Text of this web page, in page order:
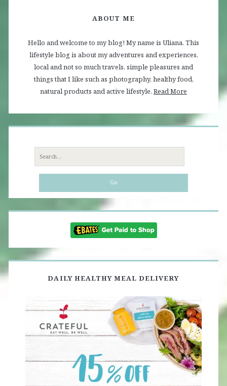
ABOUT ME
Hello and welcome to my blog! My name is Uliana. This
lifestyle blog is about my adventures and experiences,
local and not so much travels, simple pleasures and
things that I like such as photography, healthy food,
natural products and active lifestyle. Read More
Search
for:
DAILY HEALTHY MEAL DELIVERY